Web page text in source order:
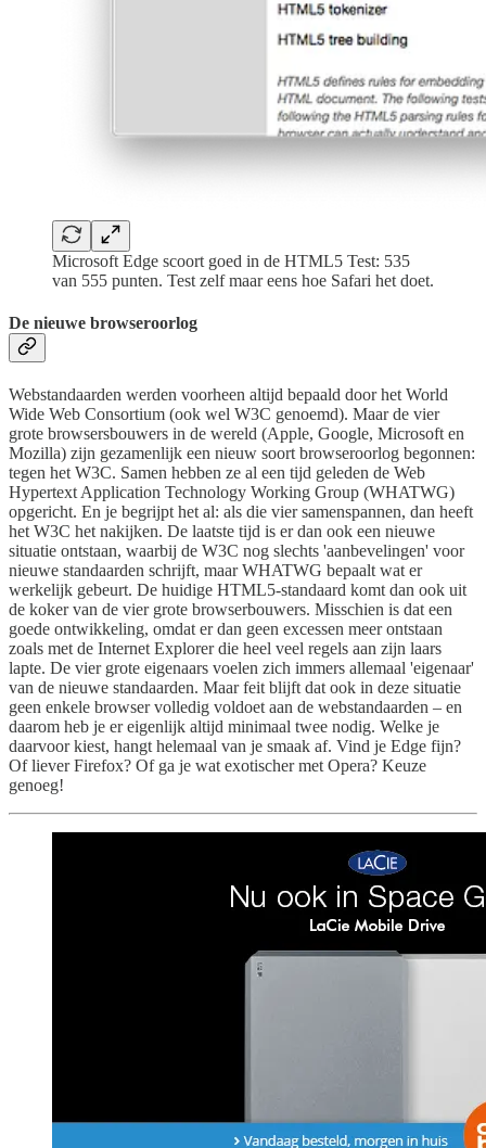
Microsoft Edge scoort goed in de HTML5 Test: 535
van 555 punten. Test zelf maar eens hoe Safari het doet.
De nieuwe browseroorlog
Webstandaarden werden voorheen altijd bepaald door het World
Wide Web Consortium (ook wel W3C genoemd). Maar de vier
grote browsersbouwers in de wereld (Apple, Google, Microsoft en
Mozilla) zijn gezamenlijk een nieuw soort browseroorlog begonnen:
tegen het W3C. Samen hebben ze al een tijd geleden de Web
Hypertext Application Technology Working Group (WHATWG)
opgericht. En je begrijpt het al: als die vier samenspannen, dan heeft
het W3C het nakijken. De laatste tijd is er dan ook een nieuwe
situatie ontstaan, waarbij de W3C nog slechts 'aanbevelingen' voor
nieuwe standaarden schrijft, maar WHATWG bepaalt wat er
werkelijk gebeurt. De huidige HTML5-standaard komt dan ook uit
de koker van de vier grote browserbouwers. Misschien is dat een
goede ontwikkeling, omdat er dan geen excessen meer ontstaan
zoals met de Internet Explorer die heel veel regels aan zijn laars
lapte. De vier grote eigenaars voelen zich immers allemaal 'eigenaar'
van de nieuwe standaarden. Maar feit blijft dat ook in deze situatie
geen enkele browser volledig voldoet aan de webstandaarden – en
daarom heb je er eigenlijk altijd minimaal twee nodig. Welke je
daarvoor kiest, hangt helemaal van je smaak af. Vind je Edge fijn?
Of liever Firefox? Of ga je wat exotischer met Opera? Keuze
genoeg!